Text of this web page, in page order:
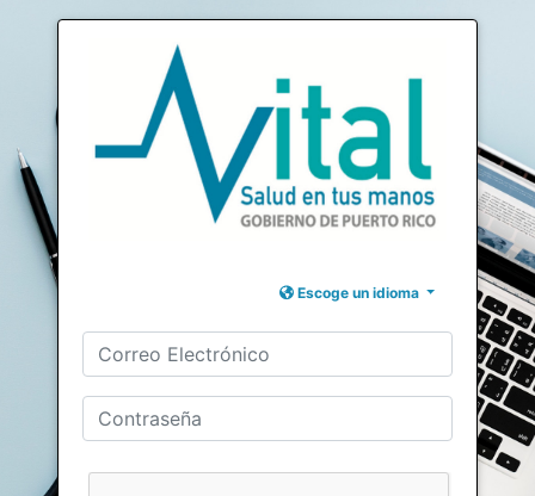
Escoge un idioma